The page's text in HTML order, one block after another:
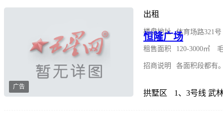
广告
出租
恒隆广场
楼盘地址 体育场路321号
租售面积 120-3000㎡
招商说明 各面积段都有
拱墅区 1、3号线 武